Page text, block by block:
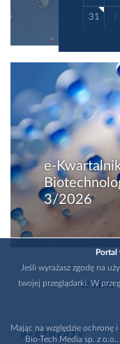
31 1
e-
3/2026
PARTNERZY
Portal
Jeśli wyrażasz zgodę na
twojej przeglądarki. W
Mając na względzie ochronę
Bio-Tech Media sp. z